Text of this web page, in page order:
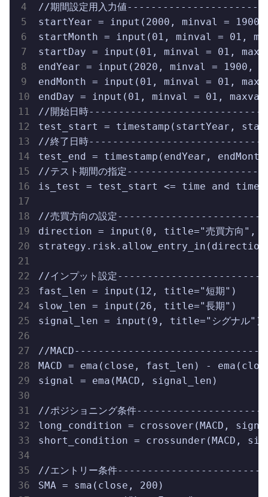
//期間設定用入力値
startYear = input(2000, minval =
startMonth = input(01, minval = 01,
startDay = input(01, minval = 01,
endYear = input(2020, minval = 1900,
endMonth = input(01, minval = 01,
endDay = input(01, minval = 01,
//開始日時
test_start = timestamp(startYear,
//終了日時
test_end = timestamp(endYear,
//テスト期間の指定
is_test = test_start <= time and time
//売買方向の設定
direction = input(0, title="売買方向",
//インプット設定
fast_len = input(12, title="短期")
slow_len = input(26, title="長期")
signal_len = input(9, title="シグナル")
//
MACD = ema(close, fast_len) -
signal = ema(MACD, signal_len)
//ポジショニング条件
long_condition = crossover(MACD,
short_condition = crossunder(MACD,
//エントリー条件
SMA = sma(close, 200)